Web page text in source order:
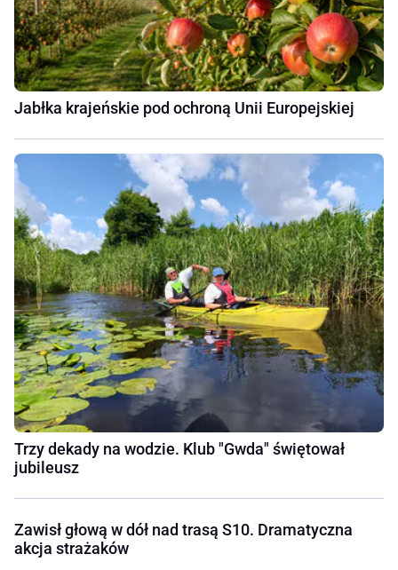
Jabłka krajeńskie pod ochroną Unii Europejskiej
Trzy dekady na wodzie. Klub "Gwda" świętował
jubileusz
Zawisł głową w dół nad trasą S10. Dramatyczna
akcja strażaków